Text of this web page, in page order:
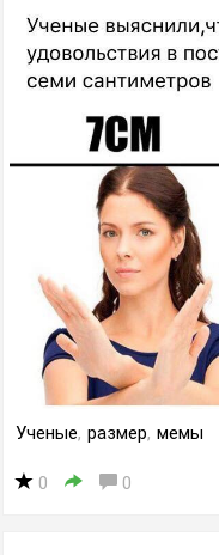
Ученые, размер, мемы
0 0